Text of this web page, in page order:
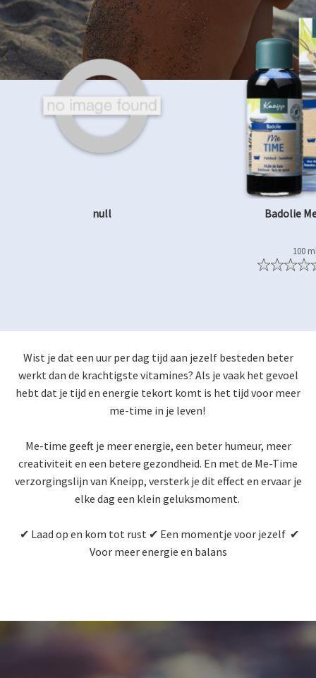
null Badolie
100
Wist je dat een uur per dag tijd aan jezelf besteden beter
werkt dan de krachtigste vitamines? Als je vaak het gevoel
hebt dat je tijd en energie tekort komt is het tijd voor meer
me-time in je leven!
Me-time geeft je meer energie, een beter humeur, meer
creativiteit en een betere gezondheid. En met de Me-Time
verzorgingslijn van Kneipp, versterk je dit effect en ervaar je
elke dag een klein geluksmoment.
✔ Laad op en kom tot rust ✔ Een momentje voor jezelf ✔
Voor meer energie en balans